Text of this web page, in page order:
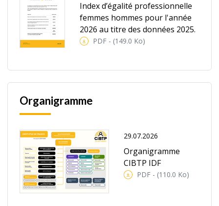
Index d’égalité professionnelle
femmes hommes pour l'année
2026 au titre des données 2025.
PDF - (149.0 Ko)
Organigramme
29.07.2026
Organigramme
CIBTP IDF
PDF - (110.0 Ko)